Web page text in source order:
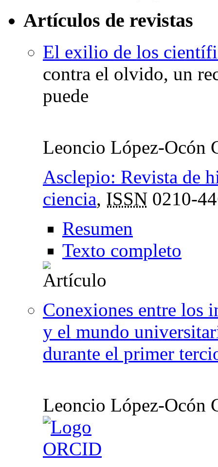
Artículos de revistas
El exilio de los
contra el olvido, un
puede
Leoncio López-Ocón
Asclepio: Revista de
ciencia, ISSN 0210-
Resumen
Texto completo
Conexiones entre los
y el mundo
durante el primer
Leoncio López-Ocón